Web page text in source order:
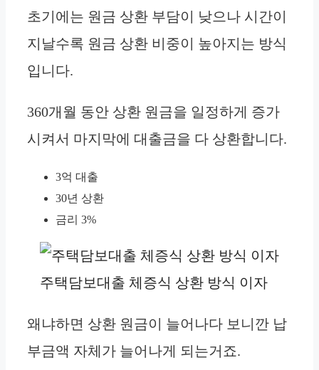
초기에는 원금 상환 부담이 낮으나 시간이
지날수록 원금 상환 비중이 높아지는 방식
입니다.
360개월 동안 상환 원금을 일정하게 증가
시켜서 마지막에 대출금을 다 상환합니다.
3억 대출
30년 상환
금리 3%
주택담보대출 체증식 상환 방식 이자
왜냐하면 상환 원금이 늘어나다 보니깐 납
부금액 자체가 늘어나게 되는거죠.